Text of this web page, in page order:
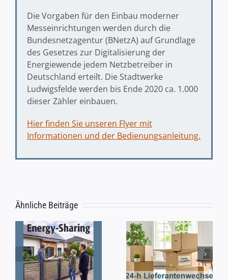
Die Vorgaben für den Einbau moderner
Messeinrichtungen werden durch die
Bundesnetzagentur (BNetzA) auf Grundlage
des Gesetzes zur Digitalisierung der
Energiewende jedem Netzbetreiber in
Deutschland erteilt. Die Stadtwerke
Ludwigsfelde werden bis Ende 2020 ca. 1.000
dieser Zähler einbauen.
Hier finden Sie unseren Flyer mit
Informationen und der Bedienungsanleitung.
Ähnliche Beiträge
Neuerungen
durch 24-h
Lieferantenwechsel
abmelden